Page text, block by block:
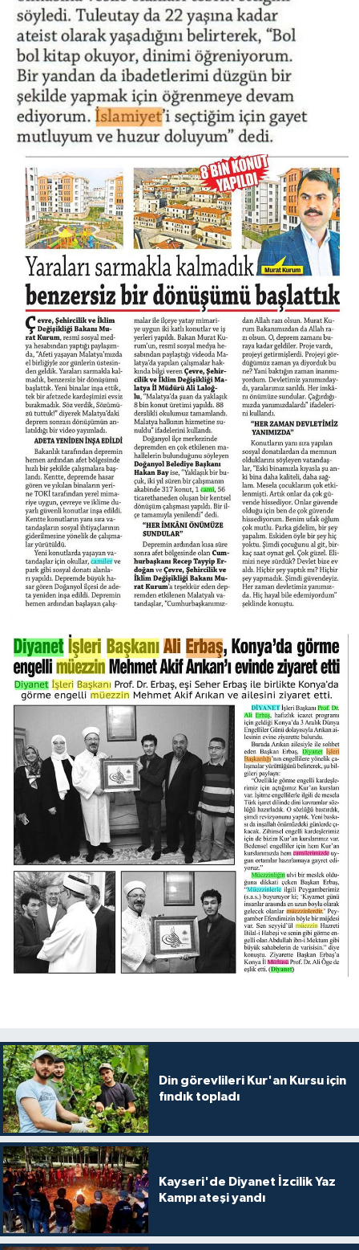
Din görevlileri Kur'an Kursu için
fındık topladı
Kayseri'de Diyanet İzcilik Yaz
Kampı ateşi yandı